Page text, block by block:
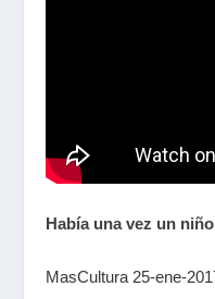
Había una vez un
MasCultura 25-ene-